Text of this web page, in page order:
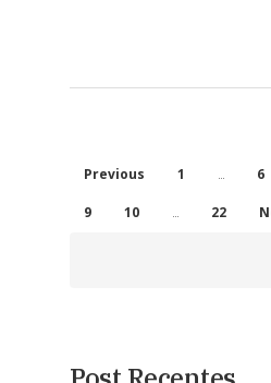
Previous 1 6
9 10 22